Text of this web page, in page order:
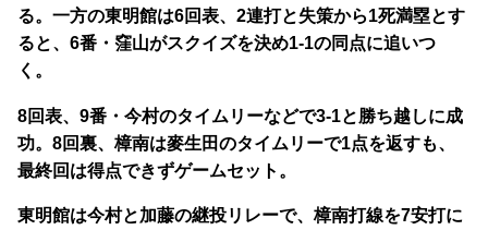
る。一方の東明館は6回表、2連打と失策から1死満塁とす
ると、6番・窪山がスクイズを決め1-1の同点に追いつ
く。
8回表、9番・今村のタイムリーなどで3-1と勝ち越しに成
功。8回裏、樟南は麥生田のタイムリーで1点を返すも、
最終回は得点できずゲームセット。
東明館は今村と加藤の継投リレーで、樟南打線を7安打に